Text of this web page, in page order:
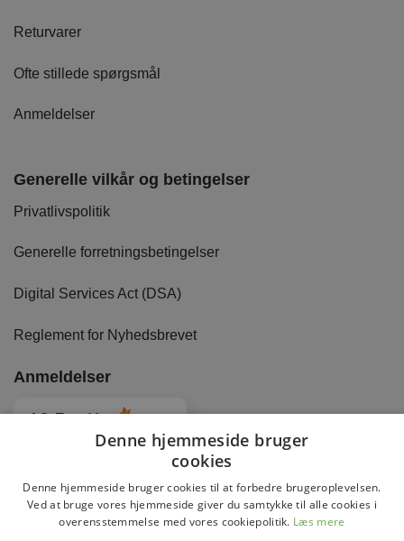
Returvarer
Ofte stillede spørgsmål
Anmeldelser
Generelle vilkår og betingelser
Privatlivspolitik
Generelle forretningsbetingelser
Digital Services Act (DSA)
Reglement for Nyhedsbrevet
Anmeldelser
4.8
Denne hjemmeside bruger
cookies
Denne hjemmeside bruger cookies til at forbedre brugeroplevelsen.
Ved at bruge vores hjemmeside giver du samtykke til alle cookies i
overensstemmelse med vores cookiepolitik. Læs mere